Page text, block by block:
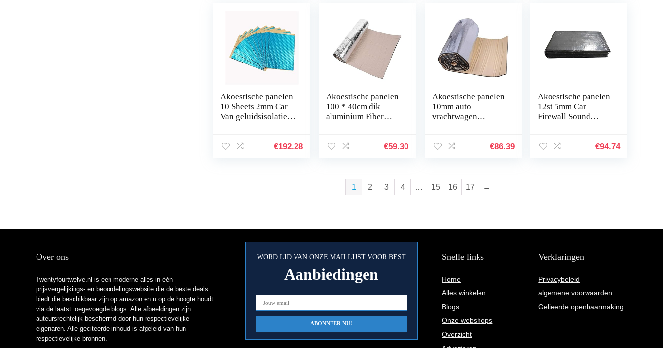
Akoestische panelen
10 Sheets 2mm Car
Van geluidsisolatie
Noise Shield
€192.28
Akoestische panelen
100 * 40cm dik
aluminium Fiber
en geluid deadener
€59.30
Akoestische panelen
10mm auto
vrachtwagen
Isolatie Mat
€86.39
Akoestische panelen
12st 5mm Car
Firewall Sound
Geluidsisolatie
€94.74
1 2 3 4 … 15 16 17 →
Over ons
Twentyfourtwelve.nl is een moderne alles-in-één
prijsvergelijkings- en beoordelingswebsite die de beste deals
biedt die beschikbaar zijn op amazon en u op de hoogte houdt
via de laatst toegevoegde blogs. Alle afbeeldingen zijn
auteursrechtelijk beschermd door hun respectievelijke
eigenaren. Alle geciteerde inhoud is afgeleid van hun
respectievelijke bronnen.
WORD LID VAN ONZE MAILLIJST VOOR BEST
Aanbiedingen
Snelle links
Home
Alles winkelen
Blogs
Onze webshops
Overzicht
Verklaringen
Privacybeleid
algemene voorwaarden
Gelieerde openbaarmaking